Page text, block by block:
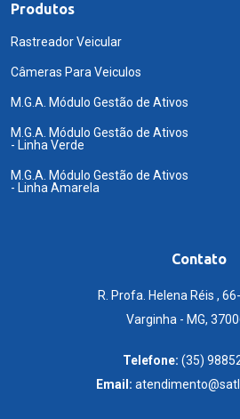
Produtos
Rastreador Veicular
Câmeras Para Veiculos
M.G.A. Módulo Gestão de Ativos
M.G.A. Módulo Gestão de Ativos
- Linha Verde
M.G.A. Módulo Gestão de Ativos
- Linha Amarela
Contato
R. Profa. Helena Réis ,
Varginha - MG,
Telefone: (35)
Email: